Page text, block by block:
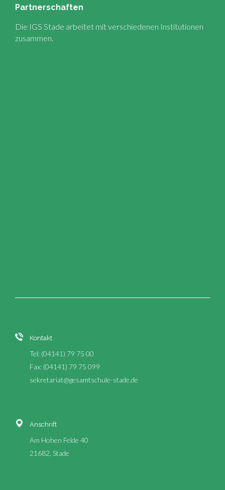
Partnerschaften
Die IGS Stade arbeitet mit verschiedenen Institutionen
zusammen.
Kontakt
Tel: (04141) 79 75 00
Fax: (04141) 79 75 099
sekretariat@gesamtschule-stade.de
Anschrift
Am Hohen Felde 40
21682, Stade